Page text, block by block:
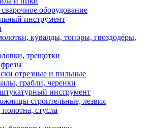
оборудование
инструмент
кувалды, топоры, гвоздодёры,
трещотки
отрезные и пильные
грабли, черенки
инструмент
строительные, лезвия
стусла